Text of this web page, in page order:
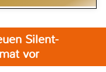
Silent-
vor